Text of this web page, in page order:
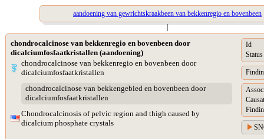
aandoening van gewrichtskraakbeen van bekkenregio en bovenbeen
|
chondrocalcinose van bekkenregio en bovenbeen door
dicalciumfosfaatkristallen (aandoening)
chondrocalcinose van bekkenregio en bovenbeen door
dicalciumfosfaatkristallen
chondrocalcinose van bekkengebied en bovenbeen door
dicalciumfosfaatkristallen
Chondrocalcinosis of pelvic region and thigh caused by
dicalcium phosphate crystals
Id
Status